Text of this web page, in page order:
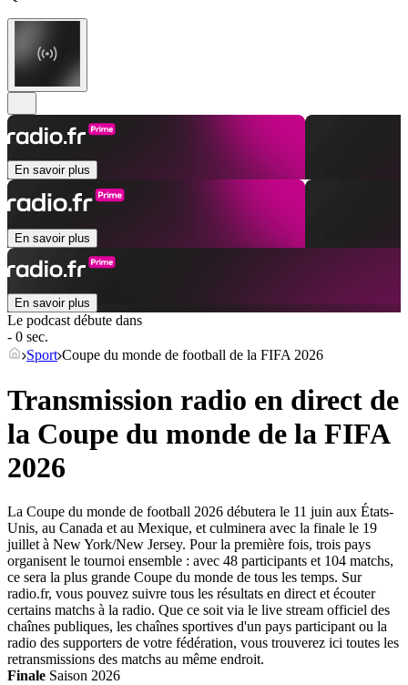
En savoir plus
En savoir plus
En savoir plus
Le podcast débute dans
- 0 sec.
Sport Coupe du monde de football de la FIFA 2026
Transmission radio en direct de
la Coupe du monde de la FIFA
2026
La Coupe du monde de football 2026 débutera le 11 juin aux États-
Unis, au Canada et au Mexique, et culminera avec la finale le 19
juillet à New York/New Jersey. Pour la première fois, trois pays
organisent le tournoi ensemble : avec 48 participants et 104 matchs,
ce sera la plus grande Coupe du monde de tous les temps. Sur
radio.fr, vous pouvez suivre tous les résultats en direct et écouter
certains matchs à la radio. Que ce soit via le live stream officiel des
chaînes publiques, les chaînes sportives d'un pays participant ou la
radio des supporters de votre fédération, vous trouverez ici toutes les
retransmissions des matchs au même endroit.
Finale Saison 2026